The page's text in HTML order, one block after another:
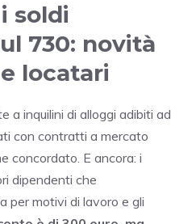
soldi
730: novità
locatari
a inquilini di alloggi adibiti ad
con contratti a mercato
concordato. E ancora: i
dipendenti che
per motivi di lavoro e gli